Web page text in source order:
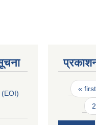
Pages
« first
2